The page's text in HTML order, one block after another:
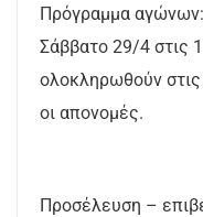
Πρόγραμμα
Σάββατο 29/4 στις
ολοκληρωθούν
οι απονομές.
Προσέλευση –